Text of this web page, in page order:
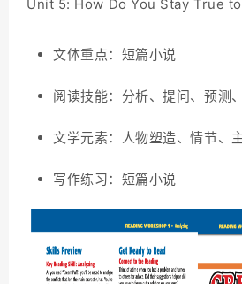
Unit 5: How Do You Stay True
文体重点：短篇小说
阅读技能：分析、提问、预测
文学元素：人物塑造、情节、
写作练习：短篇小说